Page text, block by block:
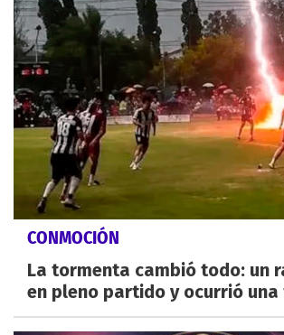
CONMOCIÓN
La tormenta cambió todo: un
en pleno partido y ocurrió